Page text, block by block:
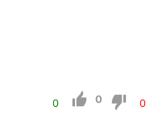
0 0 0